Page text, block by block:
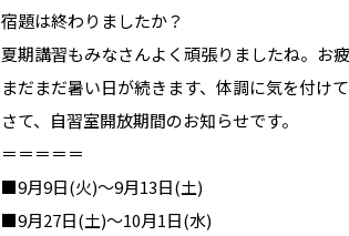
宿題は終わりましたか？
夏期講習もみなさんよく頑張りましたね。お疲
まだまだ暑い日が続きます、体調に気を付け
さて、自習室開放期間のお知らせです。
＝＝＝＝＝
■9月9日(火)～9月13日(土)
■9月27日(土)～10月1日(水)